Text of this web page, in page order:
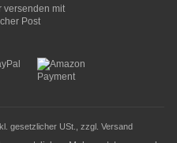
gesetzlicher USt., zzgl. Versand